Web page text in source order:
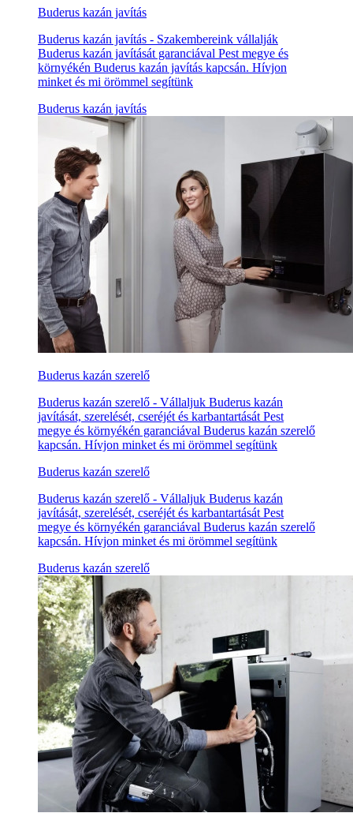
Buderus kazán javítás
Buderus kazán javítás - Szakembereink vállalják
Buderus kazán javítását garanciával Pest megye és
környékén Buderus kazán javítás kapcsán. Hívjon
minket és mi örömmel segítünk
Buderus kazán javítás
Buderus kazán szerelő
Buderus kazán szerelő - Vállaljuk Buderus kazán
javítását, szerelését, cseréjét és karbantartását Pest
megye és környékén garanciával Buderus kazán szerelő
kapcsán. Hívjon minket és mi örömmel segítünk
Buderus kazán szerelő
Buderus kazán szerelő - Vállaljuk Buderus kazán
javítását, szerelését, cseréjét és karbantartását Pest
megye és környékén garanciával Buderus kazán szerelő
kapcsán. Hívjon minket és mi örömmel segítünk
Buderus kazán szerelő